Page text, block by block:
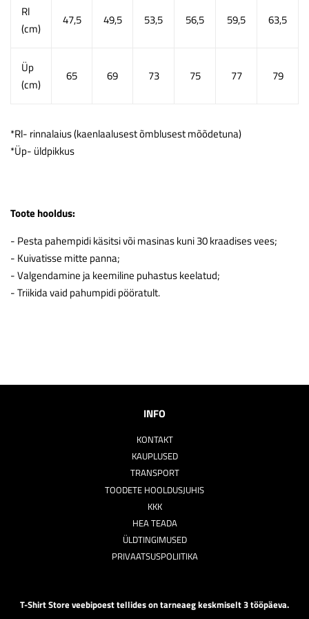
Rl
(cm)
47,5 49,5 53,5 56,5 59,5 63,5
Üp
(cm)
65 69 73 75 77 79
*Rl- rinnalaius (kaenlaalusest õmblusest mõõdetuna)
*Üp- üldpikkus
Toote hooldus:
- Pesta pahempidi käsitsi või masinas kuni 30 kraadises vees;
- Kuivatisse mitte panna;
- Valgendamine ja keemiline puhastus keelatud;
- Triikida vaid pahumpidi pööratult.
INFO
KONTAKT
KAUPLUSED
TRANSPORT
TOODETE HOOLDUSJUHIS
KKK
HEA TEADA
ÜLDTINGIMUSED
PRIVAATSUSPOLIITIKA
T-Shirt Store veebipoest tellides on tarneaeg keskmiselt 3 tööpäeva.